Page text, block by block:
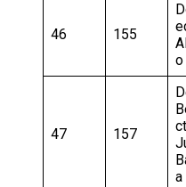
46 155
o
47 157
a